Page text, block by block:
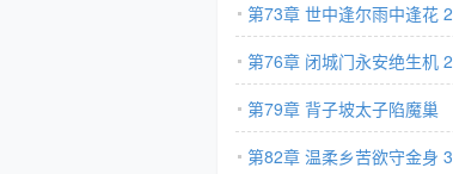
第73章 世中逢尔雨中逢花 2
第76章 闭城门永安绝生机 2
第79章 背子坡太子陷魔巢
第82章 温柔乡苦欲守金身 3